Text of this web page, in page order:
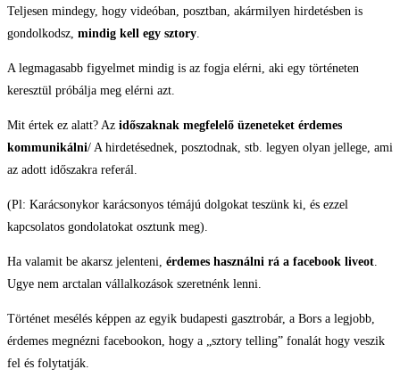
Teljesen mindegy, hogy videóban, posztban, akármilyen hirdetésben is
gondolkodsz, mindig kell egy sztory
A legmagasabb figyelmet mindig is az fogja elérni, aki egy történeten
keresztül próbálja meg elérni azt.
Mit értek ez alatt? Az időszaknak megfelelő üzeneteket érdemes
kommunikálni/ A hirdetésednek, posztodnak, stb. legyen olyan jellege, ami
az adott időszakra referál.
(Pl: Karácsonykor karácsonyos témájú dolgokat teszünk ki, és ezzel
kapcsolatos gondolatokat osztunk meg).
Ha valamit be akarsz jelenteni, érdemes használni rá a facebook liveot
Ugye nem arctalan vállalkozások szeretnénk lenni.
Történet mesélés képpen az egyik budapesti gasztrobár, a Bors a legjobb,
érdemes megnézni facebookon, hogy a „sztory telling” fonalát hogy veszik
fel és folytatják.